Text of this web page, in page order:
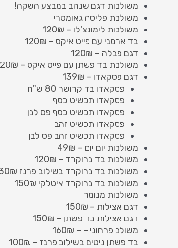
משולבות דגם שנהב במבצע השקה!
משולבת פליסה גאומטרי
משולבות לימונצ'לו – 120₪
בד ארמני עם פייט איקס – 120₪
דגם פבלה – 120₪
משולבת בד פשתן עם פייט איקס – 120₪
דגם פסקאדו – 139₪
פסקאדו בד קרושה 80 ש"ח
פסקאדו תכשיט כסף
פסקאדו תכשיט כסף פס לבן
פסקאדו תכשיט זהב
פסקאדו תכשיט זהב פס לבן
משולבות יום יום – 49₪
משולבות בד ברוקרד – 120₪
משולבות בד ברוקרד בשילוב פרנז 130₪
משולבות בד ברוקרד איטלקי 150₪
משולבות מנומר
דגם אצילות – 150₪
דגם אצילות בד פשתן – 150₪
משולב פרחוני – – 160₪
בד פשתן ניטים בשילוב פרנז – 100₪